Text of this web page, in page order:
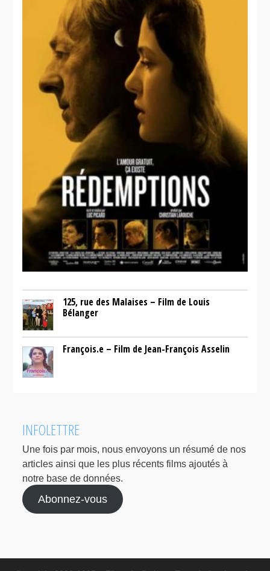
125, rue des Malaises – Film de Louis
Bélanger
François.e – Film de Jean-François Asselin
INFOLETTRE
Une fois par mois, nous envoyons un résumé de nos
articles ainsi que les plus récents films ajoutés à
notre base de données.
Abonnez-vous